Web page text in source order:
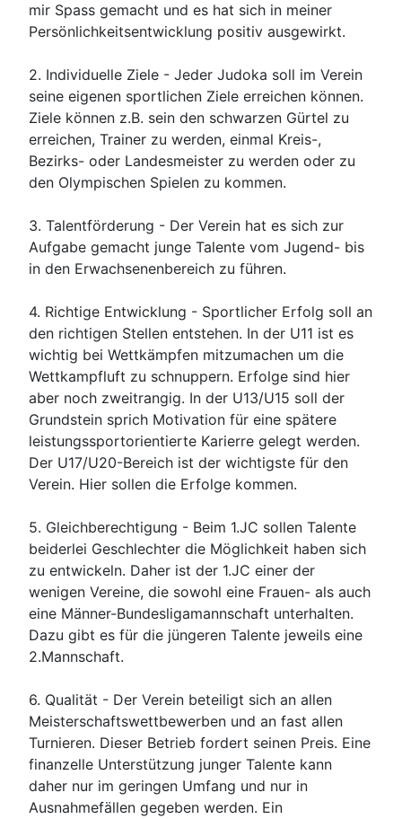
mir Spass gemacht und es hat sich in meiner
Persönlichkeitsentwicklung positiv ausgewirkt.
2. Individuelle Ziele - Jeder Judoka soll im Verein
seine eigenen sportlichen Ziele erreichen können.
Ziele können z.B. sein den schwarzen Gürtel zu
erreichen, Trainer zu werden, einmal Kreis-,
Bezirks- oder Landesmeister zu werden oder zu
den Olympischen Spielen zu kommen.
3. Talentförderung - Der Verein hat es sich zur
Aufgabe gemacht junge Talente vom Jugend- bis
in den Erwachsenenbereich zu führen.
4. Richtige Entwicklung - Sportlicher Erfolg soll an
den richtigen Stellen entstehen. In der U11 ist es
wichtig bei Wettkämpfen mitzumachen um die
Wettkampfluft zu schnuppern. Erfolge sind hier
aber noch zweitrangig. In der U13/U15 soll der
Grundstein sprich Motivation für eine spätere
leistungssportorientierte Karierre gelegt werden.
Der U17/U20-Bereich ist der wichtigste für den
Verein. Hier sollen die Erfolge kommen.
5. Gleichberechtigung - Beim 1.JC sollen Talente
beiderlei Geschlechter die Möglichkeit haben sich
zu entwickeln. Daher ist der 1.JC einer der
wenigen Vereine, die sowohl eine Frauen- als auch
eine Männer-Bundesligamannschaft unterhalten.
Dazu gibt es für die jüngeren Talente jeweils eine
2.Mannschaft.
6. Qualität - Der Verein beteiligt sich an allen
Meisterschaftswettbewerben und an fast allen
Turnieren. Dieser Betrieb fordert seinen Preis. Eine
finanzelle Unterstützung junger Talente kann
daher nur im geringen Umfang und nur in
Ausnahmefällen gegeben werden. Ein